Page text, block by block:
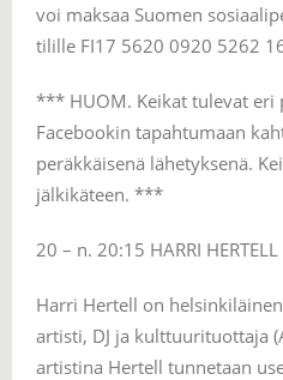
voi maksaa Suomen
tilille FI17 5620 0920 5262
*** HUOM. Keikat tulevat eri
Facebookin tapahtumaan
peräkkäisenä lähetyksenä.
jälkikäteen. ***
20 – n. 20:15 HARRI HERTELL
Harri Hertell on
artisti, DJ ja kulttuurituottaja
artistina Hertell tunnetaan